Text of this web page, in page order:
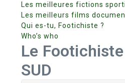
Les meilleures fictions
Les meilleurs films
Qui es-tu, Footichiste ?
Who’s who
Le
SUD